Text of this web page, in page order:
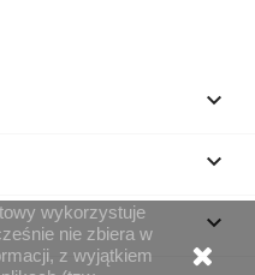



wykorzystuje
nie zbiera w
z wyjątkiem